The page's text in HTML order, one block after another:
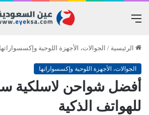
القائمة
الرئيسية / الجوالات، الأجهزة اللوحية وإكسسواراتها
الجوالات، الأجهزة اللوحية وإكسسواراتها
أفضل شواحن لاسلكية
للهواتف الذكية